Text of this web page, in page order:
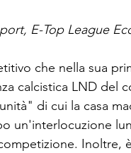
E-Top League
che nella sua
calcistica LND del
di cui la casa
un'interlocuzione
Inoltre,